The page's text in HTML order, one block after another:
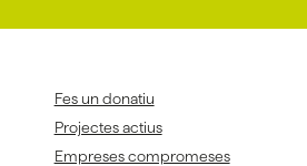
Fes un donatiu
Projectes actius
Empreses compromeses